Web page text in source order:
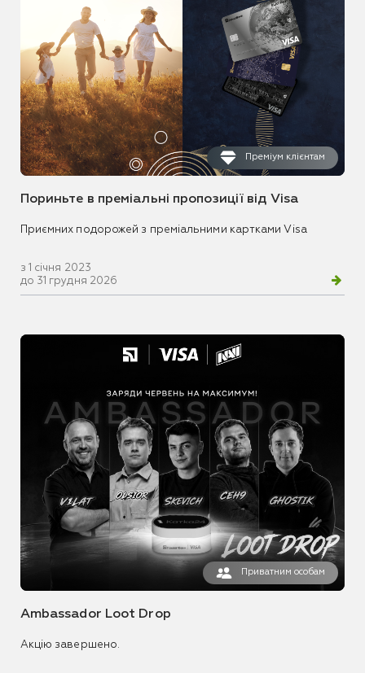
Преміум клієнтам
Пориньте в преміальні пропозиції від Visa
Приємних подорожей з преміальними картками Visa
з 1 січня 2023
до 31 грудня 2026
Приватним особам
Ambassador Loot Drop
Акцію завершено.